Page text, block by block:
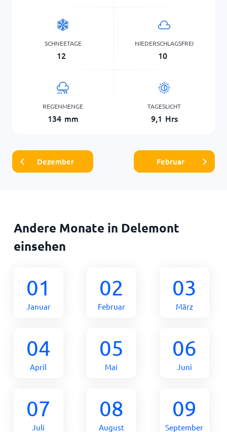
SCHNEETAGE
12
NIEDERSCHLAGSFREI
10
REGENMENGE
134 mm
TAGESLICHT
9,1 Hrs
Dezember Februar
Andere Monate in Delemont
einsehen
01
Januar
02
Februar
03
März
04
April
05
Mai
06
Juni
07
Juli
08
August
09
September